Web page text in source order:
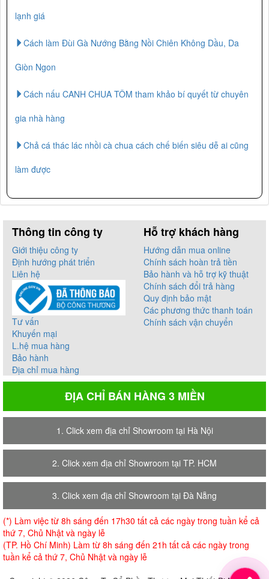
lạnh giá
Cách làm Đùi Gà Nướng Bằng Nồi Chiên Không Dầu, Da
Giòn Ngon
Cách nấu CANH CHUA TÔM tham khảo bí quyết từ chuyên
gia nhà hàng
Chả cá thác lác nhồi cà chua cách chế biến siêu dễ ai cũng
làm được
Thông tin công ty
Giới thiệu công ty
Định hướng phát triển
Liên hệ
Tư vấn
Khuyến mại
L.hệ mua hàng
Bảo hành
Địa chỉ mua hàng
Hỗ trợ khách hàng
Hướng dẫn mua online
Chính sách hoàn trả tiền
Bảo hành và hỗ trợ kỹ thuật
Chính sách đổi trả hàng
Quy định bảo mật
Các phương thức thanh toán
Chính sách vận chuyển
ĐỊA CHỈ BÁN HÀNG 3 MIỀN
1. Click xem địa chỉ Showroom tại Hà Nội
2. Click xem địa chỉ Showroom tại TP. HCM
3. Click xem địa chỉ Showroom tại Đà Nẵng
(*) Làm việc từ 8h sáng đến 17h30 tất cả các ngày trong tuần kể cả
thứ 7, Chủ Nhật và ngày lễ
(TP. Hồ Chí Minh) Làm từ 8h sáng đến 21h tất cả các ngày trong
tuần kể cả thứ 7, Chủ Nhật và ngày lễ